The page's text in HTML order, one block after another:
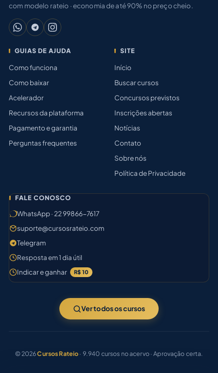
com modelo rateio · economia de até 90% no preço cheio.
GUIAS DE AJUDA
Como funciona
Como baixar
Acelerador
Recursos da plataforma
Pagamento e garantia
Perguntas frequentes
SITE
Início
Buscar cursos
Concursos previstos
Inscrições abertas
Notícias
Contato
Sobre nós
Política de Privacidade
FALE CONOSCO
WhatsApp · 22 99866-7617
suporte@cursosrateio.com
Telegram
Resposta em 1 dia útil
Indicar e ganhar
R$ 10
Ver todos os cursos
© 2026Cursos Rateio· 9.940 cursos no acervo · Aprovação certa.